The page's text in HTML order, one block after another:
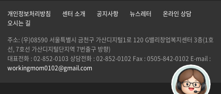
개인정보처리방침 센터 소개 공지사항 뉴스레터
온라인 상담
오시는 길
주소: (우)08590 서울특별시 금천구 가산디지털1로 120 G밸리창업복지센터 3층(1호
선, 7호선 가산디지털단지역 7번출구 방향)
대표전화 : 02-852-0103 상담전화 : 02-852-0102 Fax : 0505-842-0102 E-mail :
workingmom0102@gmail.com